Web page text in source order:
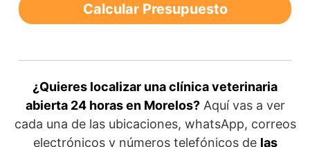
Calcular Presupuesto
¿Quieres localizar una clínica veterinaria
abierta 24 horas en Morelos?Aquí vas a ver
cada una de las ubicaciones, whatsApp, correos
electrónicos y números telefónicos de las